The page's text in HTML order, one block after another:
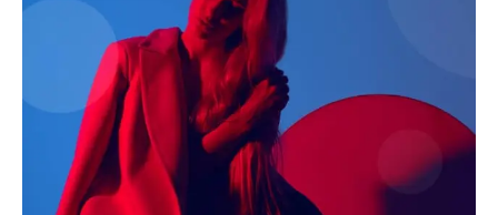
Contact Us
About Us
Privacy Policy
Terms of Use Agreement
Facebook
X WhatsApp
Share